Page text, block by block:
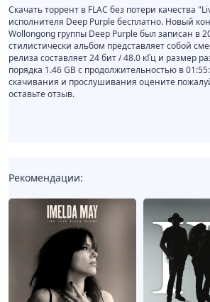
Скачать торрент в FLAC без потери качества
исполнителя Deep Purple бесплатно. Новый
Wollongong группы Deep Purple был записан в
стилистически альбом представляет собой
релиза составляет 24 бит / 48.0 кГц и размер
порядка 1.46 GB с продолжительностью в
скачивания и прослушивания оцените
оставьте отзыв.
Рекомендации: